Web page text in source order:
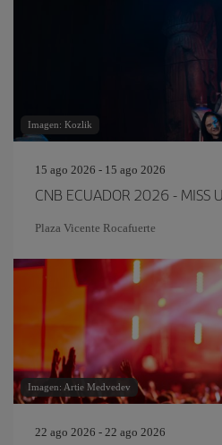
Imagen: Kozlik
15 ago 2026 - 15 ago 2026
CNB ECUADOR 2026 - MISS
Plaza Vicente Rocafuerte
Imagen: Artie Medvedev
22 ago 2026 - 22 ago 2026